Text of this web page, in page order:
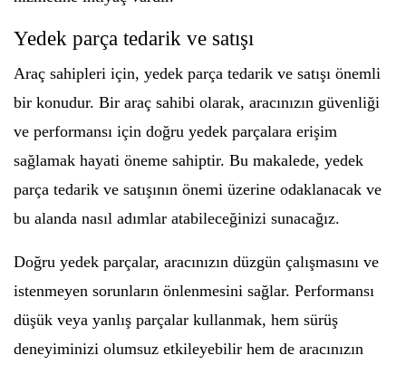
Yedek parça tedarik ve satışı
Araç sahipleri için, yedek parça tedarik ve satışı önemli
bir konudur. Bir araç sahibi olarak, aracınızın güvenliği
ve performansı için doğru yedek parçalara erişim
sağlamak hayati öneme sahiptir. Bu makalede, yedek
parça tedarik ve satışının önemi üzerine odaklanacak ve
bu alanda nasıl adımlar atabileceğinizi sunacağız.
Doğru yedek parçalar, aracınızın düzgün çalışmasını ve
istenmeyen sorunların önlenmesini sağlar. Performansı
düşük veya yanlış parçalar kullanmak, hem sürüş
deneyiminizi olumsuz etkileyebilir hem de aracınızın